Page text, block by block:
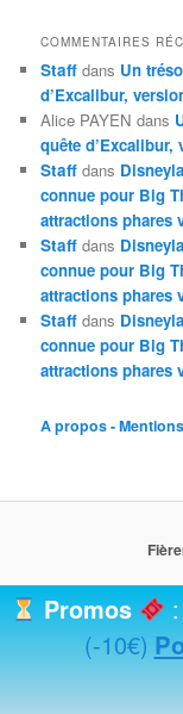
COMMENTAIRES
Staff dans Un
d’Excalibur,
Alice PAYEN dans
quête
Staff dans
connue pour Big
attractions phares
Staff dans
connue pour Big
attractions phares
Staff dans
connue pour Big
attractions phares
A propos -
Promos :
(-10€)